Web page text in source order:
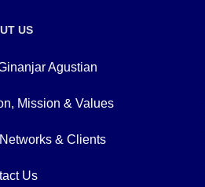
US
Agustian
Mission & Values
& Clients
Us